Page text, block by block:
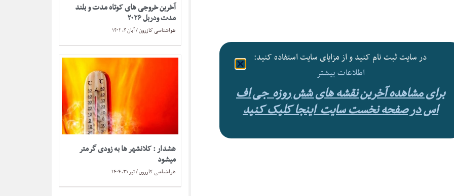
آخرین خروجی های کوتاه مدت و بلند
مدت ودربل ۲۰۲۶
هواشناسی کازرون آبان ۴, ۱۴۰۲
هشدار : کلانشهر ها به زودی گرمتر
میشود
هواشناسی کازرون تیر ۳۱, ۱۴۰۴
در سایت ثبت نام کنید و از مزایای سایت استفاده کنید:
اطلاعات بیشتر
برای مشاهده آخرین نقشه های شش روزه جی اف
اس در صفحه نخست سایت اینجا کلیک کنید